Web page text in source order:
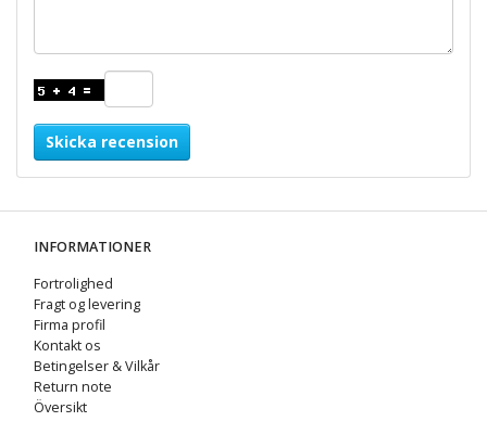
Skicka recension
INFORMATIONER
Fortrolighed
Fragt og levering
Firma profil
Kontakt os
Betingelser & Vilkår
Return note
Översikt